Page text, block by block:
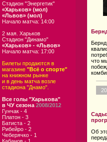
Стадион "Энергетик"
«Харьков» (мол)
«Львов» (мол)
Начало матча: 14:00
2 мая. Харьков
Стадион "Динамо"
«Харьков» - «Львов»
Начало матча: 17:00
Билеты продаются в
магазине "Всё о спорте"
на книжном рынке
и в день матча возле
стадиона "Днамо".
Все голы "Харькова"
в ЧУ сезона 2008/2012
Гунчак - 4
Платон - 3
Батиста - 2
Рибейро - 2
Чеберячко - 1
что
Об